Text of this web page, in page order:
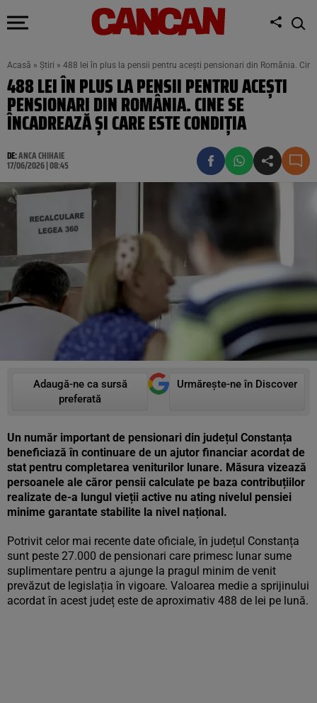
Acasă » Știri » 488 lei în plus la pensii pentru acești pensionari din România.
488 LEI ÎN PLUS LA PENSII PENTRU ACEȘTI
PENSIONARI DIN ROMÂNIA. CINE SE
ÎNCADREAZĂ ȘI CARE ESTE CONDIȚIA
DE:ANCA CHIHAIE
17/06/2026 | 08:45
Adaugă-ne ca sursă
preferată
Urmărește-ne în Discover
Un număr important de pensionari din județul Constanța
beneficiază în continuare de un ajutor financiar acordat de
stat pentru completarea veniturilor lunare. Măsura vizează
persoanele ale căror pensii calculate pe baza contribuțiilor
realizate de-a lungul vieții active nu ating nivelul pensiei
minime garantate stabilite la nivel național.
Potrivit celor mai recente date oficiale, în județul Constanța
sunt peste 27.000 de pensionari care primesc lunar sume
suplimentare pentru a ajunge la pragul minim de venit
prevăzut de legislația în vigoare. Valoarea medie a sprijinului
acordat în acest județ este de aproximativ 488 de lei pe lună.